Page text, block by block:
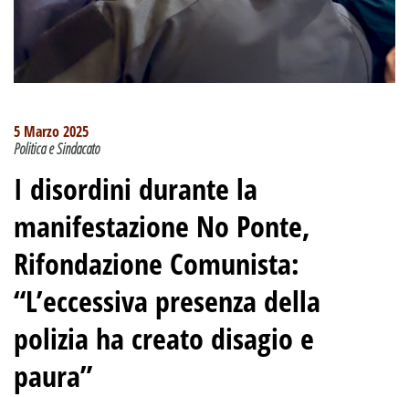
5 Marzo 2025
Politica e Sindacato
I disordini durante la
manifestazione No Ponte,
Rifondazione Comunista:
“L’eccessiva presenza della
polizia ha creato disagio e
paura”